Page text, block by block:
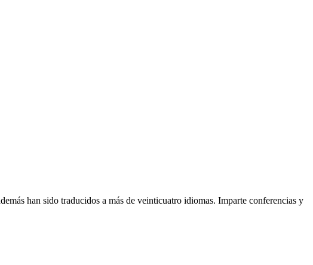
han sido traducidos a más de veinticuatro idiomas. Imparte conferencias y